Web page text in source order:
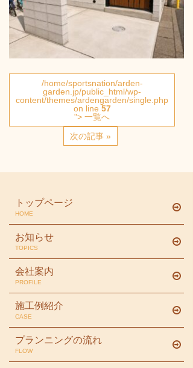
/home/sportsnation/arden-
garden.jp/public_html/wp-
content/themes/ardengarden/single.php
on line 57
"> 一覧へ
次の記事 »
トップページ
HOME
お知らせ
TOPICS
会社案内
PROFILE
施工例紹介
CASE
プランニングの流れ
FLOW